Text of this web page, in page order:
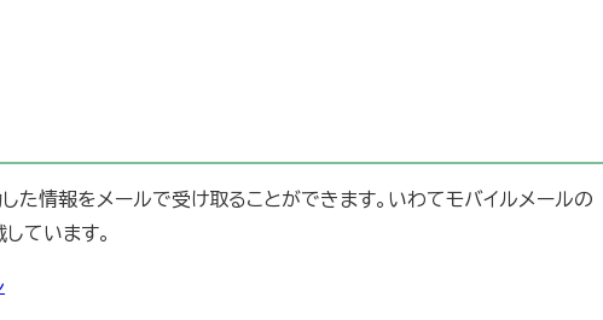
た情報をメールで受け取ることができます。いわてモバイルメールの
ています。